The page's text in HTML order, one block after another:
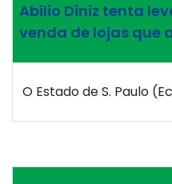
Abilio Diniz tenta
venda de lojas que
O Estado de S. Paulo